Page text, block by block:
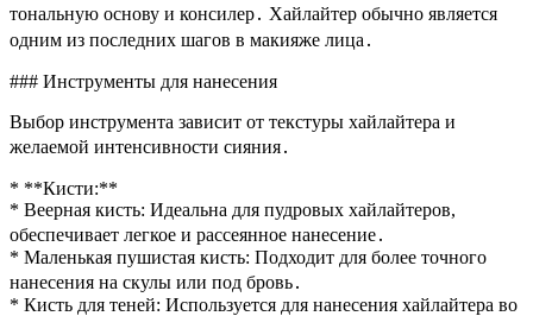
тональную основу и консилер․ Хайлайтер обычно является
одним из последних шагов в макияже лица․
### Инструменты для нанесения
Выбор инструмента зависит от текстуры хайлайтера и
желаемой интенсивности сияния․
* **Кисти:**
* Веерная кисть: Идеальна для пудровых хайлайтеров,
обеспечивает легкое и рассеянное нанесение․
* Маленькая пушистая кисть: Подходит для более точного
нанесения на скулы или под бровь․
* Кисть для теней: Используется для нанесения хайлайтера во